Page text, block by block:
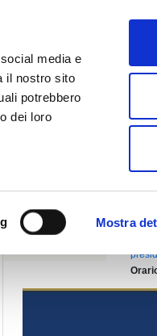
media e
il nostro sito
potrebbero
dei loro
Mostra
VIA
+39